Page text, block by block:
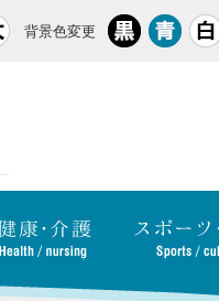
背景色変更